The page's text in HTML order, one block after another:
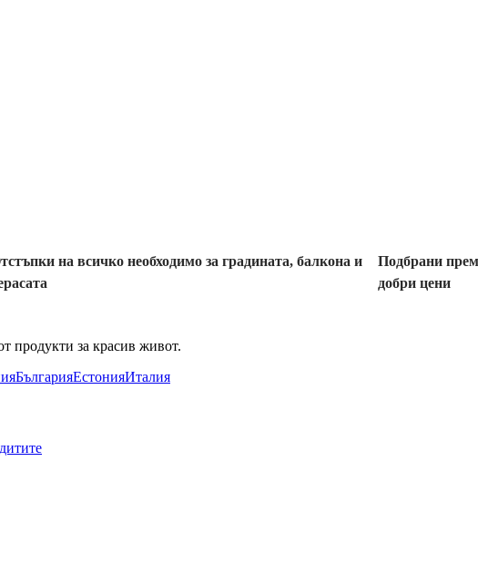
на всичко необходимо за градината, балкона и
Подбрани
добри цени
продукти за красив живот.
БългарияЕстонияИталия